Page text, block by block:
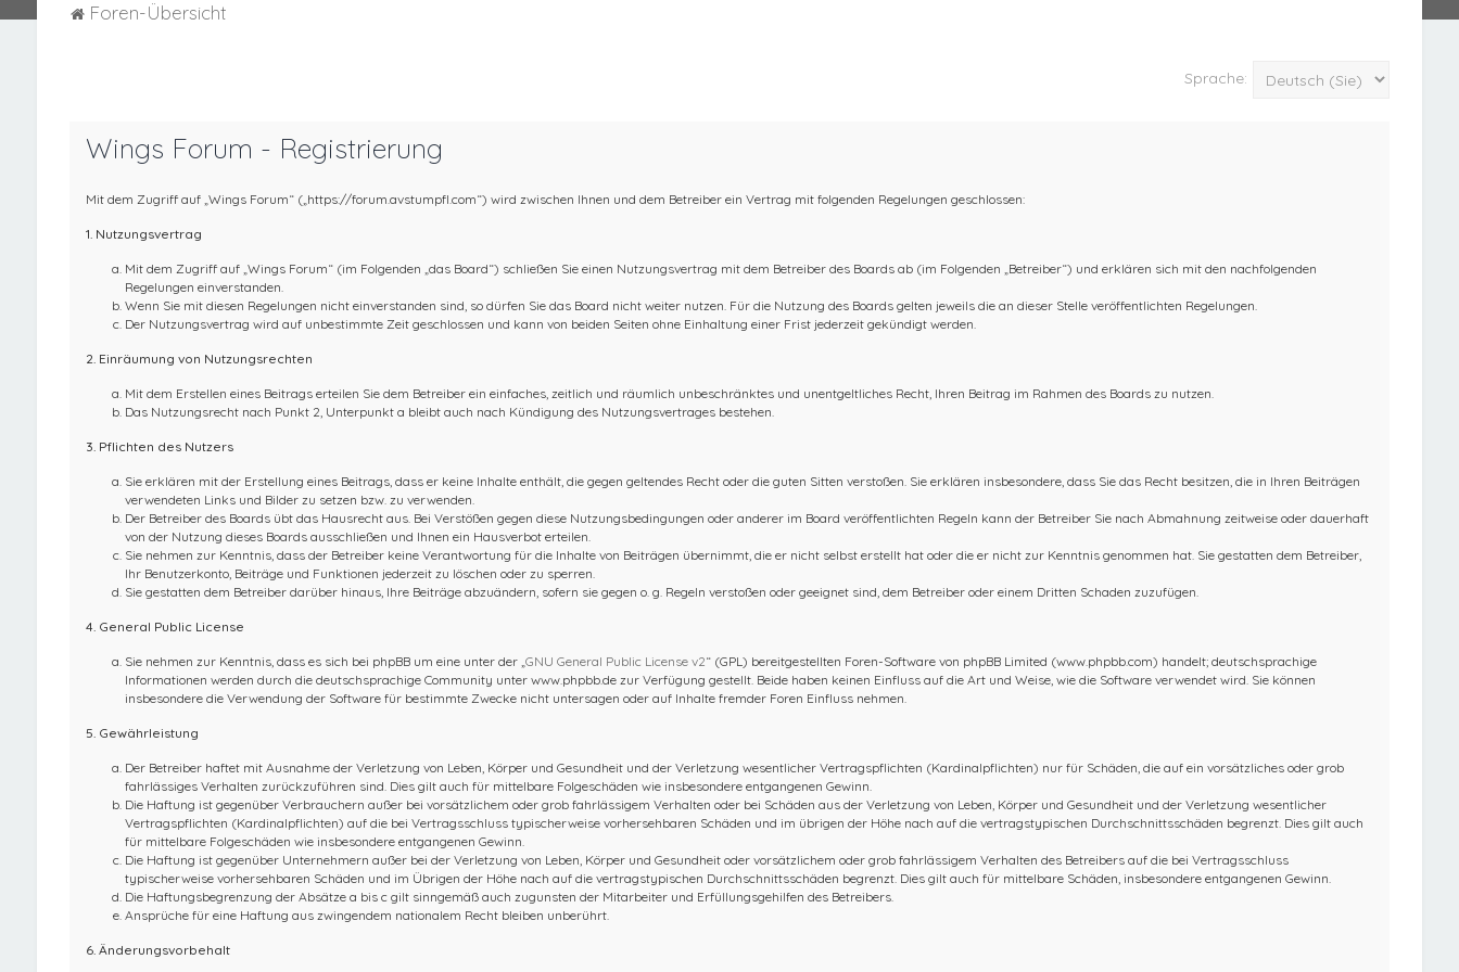
Foren-Übersicht
Sprache:
Wings Forum - Registrierung
Mit dem Zugriff auf „Wings Forum“ („https://forum.avstumpfl.com“) wird zwischen Ihnen und dem Betreiber ein Vertrag mit folgenden Regelungen geschlossen:
1. Nutzungsvertrag
Mit dem Zugriff auf „Wings Forum“ (im Folgenden „das Board“) schließen Sie einen Nutzungsvertrag mit dem Betreiber des Boards ab (im Folgenden „Betreiber“) und erklären sich mit den nachfolgenden
Regelungen einverstanden.
Wenn Sie mit diesen Regelungen nicht einverstanden sind, so dürfen Sie das Board nicht weiter nutzen. Für die Nutzung des Boards gelten jeweils die an dieser Stelle veröffentlichten Regelungen.
Der Nutzungsvertrag wird auf unbestimmte Zeit geschlossen und kann von beiden Seiten ohne Einhaltung einer Frist jederzeit gekündigt werden.
2. Einräumung von Nutzungsrechten
Mit dem Erstellen eines Beitrags erteilen Sie dem Betreiber ein einfaches, zeitlich und räumlich unbeschränktes und unentgeltliches Recht, Ihren Beitrag im Rahmen des Boards zu nutzen.
Das Nutzungsrecht nach Punkt 2, Unterpunkt a bleibt auch nach Kündigung des Nutzungsvertrages bestehen.
3. Pflichten des Nutzers
Sie erklären mit der Erstellung eines Beitrags, dass er keine Inhalte enthält, die gegen geltendes Recht oder die guten Sitten verstoßen. Sie erklären insbesondere, dass Sie das Recht besitzen, die in Ihren Beiträgen
verwendeten Links und Bilder zu setzen bzw. zu verwenden.
Der Betreiber des Boards übt das Hausrecht aus. Bei Verstößen gegen diese Nutzungsbedingungen oder anderer im Board veröffentlichten Regeln kann der Betreiber Sie nach Abmahnung zeitweise oder dauerhaft
von der Nutzung dieses Boards ausschließen und Ihnen ein Hausverbot erteilen.
Sie nehmen zur Kenntnis, dass der Betreiber keine Verantwortung für die Inhalte von Beiträgen übernimmt, die er nicht selbst erstellt hat oder die er nicht zur Kenntnis genommen hat. Sie gestatten dem Betreiber,
Ihr Benutzerkonto, Beiträge und Funktionen jederzeit zu löschen oder zu sperren.
Sie gestatten dem Betreiber darüber hinaus, Ihre Beiträge abzuändern, sofern sie gegen o. g. Regeln verstoßen oder geeignet sind, dem Betreiber oder einem Dritten Schaden zuzufügen.
4. General Public License
Sie nehmen zur Kenntnis, dass es sich bei phpBB um eine unter der „GNU General Public License v2“ (GPL) bereitgestellten Foren-Software von phpBB Limited (www.phpbb.com) handelt; deutschsprachige
Informationen werden durch die deutschsprachige Community unter www.phpbb.de zur Verfügung gestellt. Beide haben keinen Einfluss auf die Art und Weise, wie die Software verwendet wird. Sie können
insbesondere die Verwendung der Software für bestimmte Zwecke nicht untersagen oder auf Inhalte fremder Foren Einfluss nehmen.
5. Gewährleistung
Der Betreiber haftet mit Ausnahme der Verletzung von Leben, Körper und Gesundheit und der Verletzung wesentlicher Vertragspflichten (Kardinalpflichten) nur für Schäden, die auf ein vorsätzliches oder grob
fahrlässiges Verhalten zurückzuführen sind. Dies gilt auch für mittelbare Folgeschäden wie insbesondere entgangenen Gewinn.
Die Haftung ist gegenüber Verbrauchern außer bei vorsätzlichem oder grob fahrlässigem Verhalten oder bei Schäden aus der Verletzung von Leben, Körper und Gesundheit und der Verletzung wesentlicher
Vertragspflichten (Kardinalpflichten) auf die bei Vertragsschluss typischerweise vorhersehbaren Schäden und im übrigen der Höhe nach auf die vertragstypischen Durchschnittsschäden begrenzt. Dies gilt auch
für mittelbare Folgeschäden wie insbesondere entgangenen Gewinn.
Die Haftung ist gegenüber Unternehmern außer bei der Verletzung von Leben, Körper und Gesundheit oder vorsätzlichem oder grob fahrlässigem Verhalten des Betreibers auf die bei Vertragsschluss
typischerweise vorhersehbaren Schäden und im Übrigen der Höhe nach auf die vertragstypischen Durchschnittsschäden begrenzt. Dies gilt auch für mittelbare Schäden, insbesondere entgangenen Gewinn.
Die Haftungsbegrenzung der Absätze a bis c gilt sinngemäß auch zugunsten der Mitarbeiter und Erfüllungsgehilfen des Betreibers.
Ansprüche für eine Haftung aus zwingendem nationalem Recht bleiben unberührt.
6. Änderungsvorbehalt